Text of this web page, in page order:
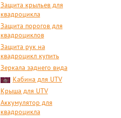
Защита крыльев для
квадроцикла
Защита порогов для
квадроциклов
Защита рук на
квадроцикл купить
Зеркала заднего вида
Кабина для UTV
Крыша для UTV
Аккумулятор для
квадроцикла